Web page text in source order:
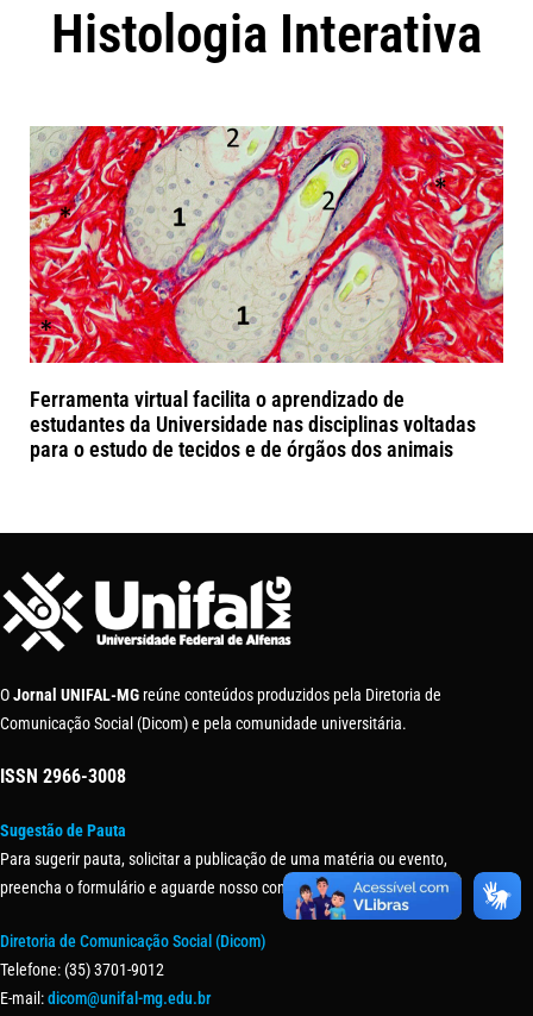
Histologia Interativa
Ferramenta virtual facilita o aprendizado de
estudantes da Universidade nas disciplinas voltadas
para o estudo de tecidos e de órgãos dos animais
OJornal UNIFAL-MG reúne conteúdos produzidos pela Diretoria de
Comunicação Social (Dicom) e pela comunidade universitária.
ISSN 2966-3008
Sugestão de Pauta
Para sugerir pauta, solicitar a publicação de uma matéria ou evento,
preencha o formulário e aguarde nosso contato.
Diretoria de Comunicação Social (Dicom)
Telefone: (35) 3701-9012
E-mail:dicom@unifal-mg.edu.br